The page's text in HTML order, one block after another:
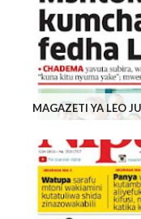
MAGAZETI YA LEO